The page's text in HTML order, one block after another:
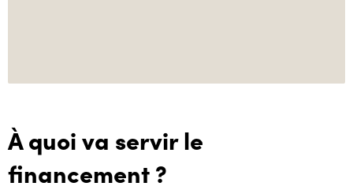
À quoi va servir le
financement ?